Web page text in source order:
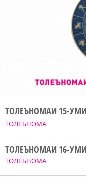
ТОЛЕЪНОМА
ТОЛЕЪНОМАИ 15-
ТОЛЕЪНОМА
ТОЛЕЪНОМАИ 16-